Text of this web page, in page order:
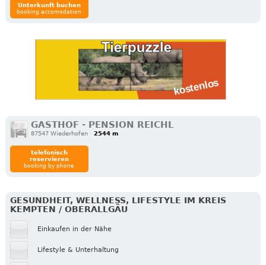
Unterkunft buchen
booking accomodation
GASTHOF - PENSION REICHL
87547 Wiederhofen 2544 m
telefonisch
reservieren
booking by phone
GESUNDHEIT, WELLNESS, LIFESTYLE IM KREIS
KEMPTEN / OBERALLGÄU
Einkaufen in der Nähe
Lifestyle & Unterhaltung